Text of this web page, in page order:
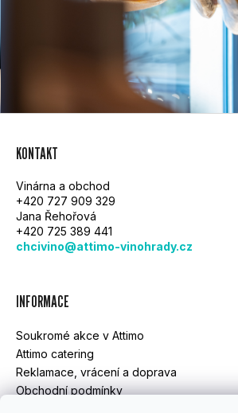
KONTAKT
Vinárna a obchod
+420 727 909 329
Jana Řehořová
+420 725 389 441
chcivino@attimo-vinohrady.cz
INFORMACE
Soukromé akce v Attimo
Attimo catering
Reklamace, vrácení a doprava
Obchodní podmínky